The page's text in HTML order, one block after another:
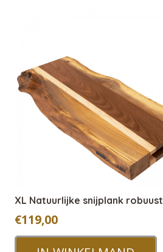
XL Natuurlijke snijplank robuust
€119,00